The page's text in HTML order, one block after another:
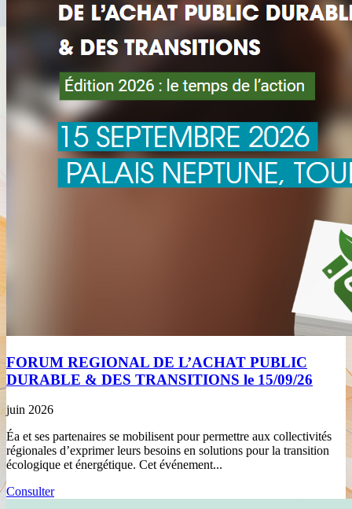
FORUM REGIONAL DE L’ACHAT PUBLIC
DURABLE & DES TRANSITIONS le 15/09/26
juin 2026
Éa et ses partenaires se mobilisent pour permettre aux collectivités
régionales d’exprimer leurs besoins en solutions pour la transition
écologique et énergétique. Cet événement...
Consulter